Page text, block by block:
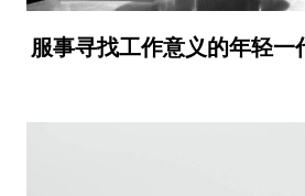
服事寻找工作意义的年轻一